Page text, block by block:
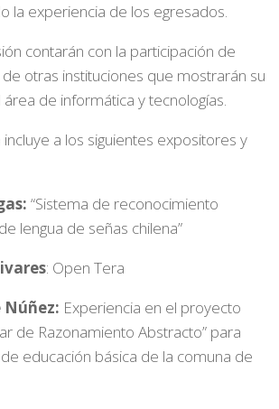
la experiencia de los egresados.
contarán con la participación de
otras instituciones que mostrarán su
de informática y tecnologías.
incluye a los siguientes expositores y
“Sistema de reconocimiento
lengua de señas chilena”
: Open Tera
Núñez: Experiencia en el proyecto
de Razonamiento Abstracto” para
educación básica de la comuna de